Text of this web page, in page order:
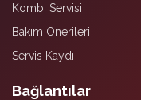
Kombi Servisi
Bakım Önerileri
Servis Kaydı
Bağlantılar